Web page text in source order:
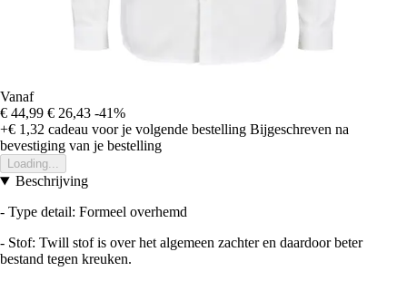
Vanaf
€ 44,99 € 26,43 -41%
+€ 1,32 cadeau voor je volgende bestelling Bijgeschreven na
bevestiging van je bestelling
Loading...
Beschrijving
- Type detail: Formeel overhemd
- Stof: Twill stof is over het algemeen zachter en daardoor beter
bestand tegen kreuken.